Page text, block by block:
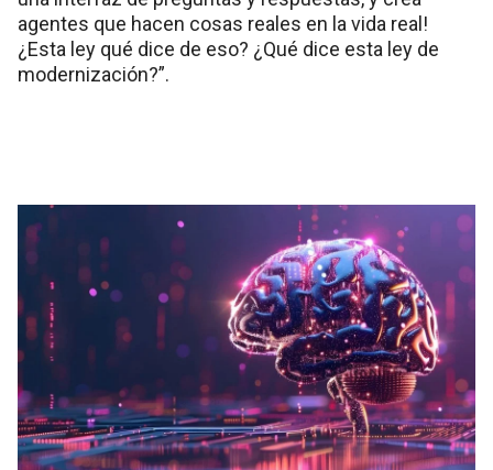
agentes que hacen cosas reales en la vida real!
¿Esta ley qué dice de eso? ¿Qué dice esta ley de
modernización?”.